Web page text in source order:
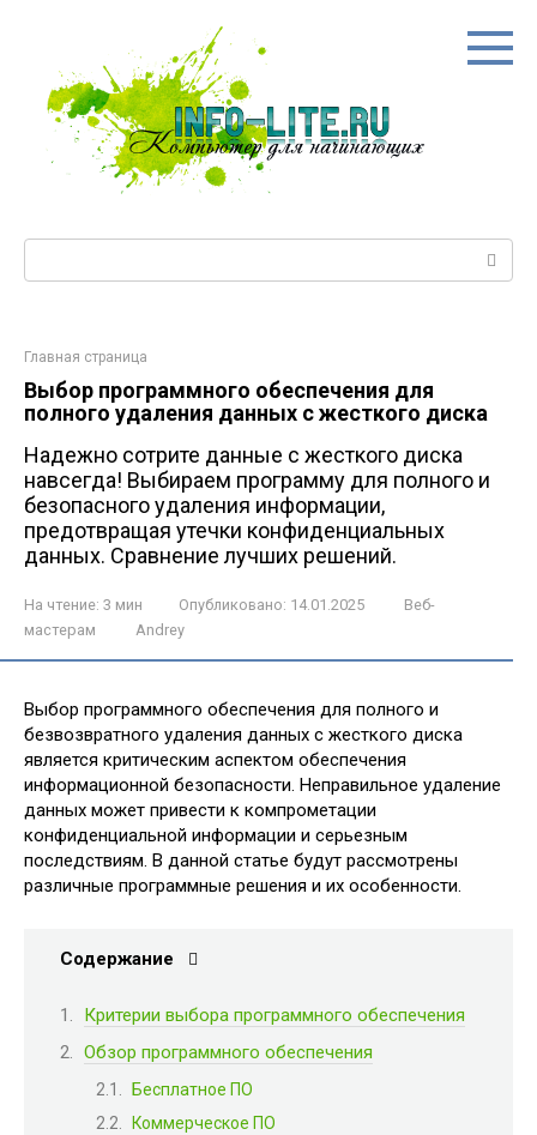
Главная страница
Выбор программного обеспечения для
полного удаления данных с жесткого диска
Надежно сотрите данные с жесткого диска
навсегда! Выбираем программу для полного и
безопасного удаления информации,
предотвращая утечки конфиденциальных
данных. Сравнение лучших решений.
На чтение: 3 мин Опубликовано: 14.01.2025
Веб-
мастерам
Andrey
Выбор программного обеспечения для полного и
безвозвратного удаления данных с жесткого диска
является критическим аспектом обеспечения
информационной безопасности. Неправильное удаление
данных может привести к компрометации
конфиденциальной информации и серьезным
последствиям. В данной статье будут рассмотрены
различные программные решения и их особенности.
Содержание
Критерии выбора программного обеспечения
Обзор программного обеспечения
Бесплатное ПО
Коммерческое ПО